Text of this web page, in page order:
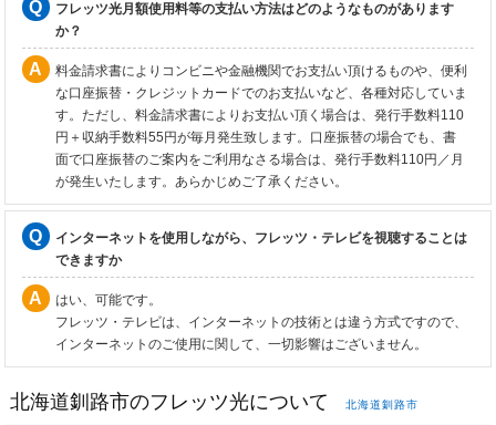
フレッツ光月額使用料等の支払い方法はどのようなものがあります
か？
料金請求書によりコンビニや金融機関でお支払い頂けるものや、便利
な口座振替・クレジットカードでのお支払いなど、各種対応していま
す。ただし、料金請求書によりお支払い頂く場合は、発行手数料110
円＋収納手数料55円が毎月発生致します。口座振替の場合でも、書
面で口座振替のご案内をご利用なさる場合は、発行手数料110円／月
が発生いたします。あらかじめご了承ください。
インターネットを使用しながら、フレッツ・テレビを視聴することは
できますか
はい、可能です。
フレッツ・テレビは、インターネットの技術とは違う方式ですので、
インターネットのご使用に関して、一切影響はございません。
北海道釧路市のフレッツ光について 北海道釧路市